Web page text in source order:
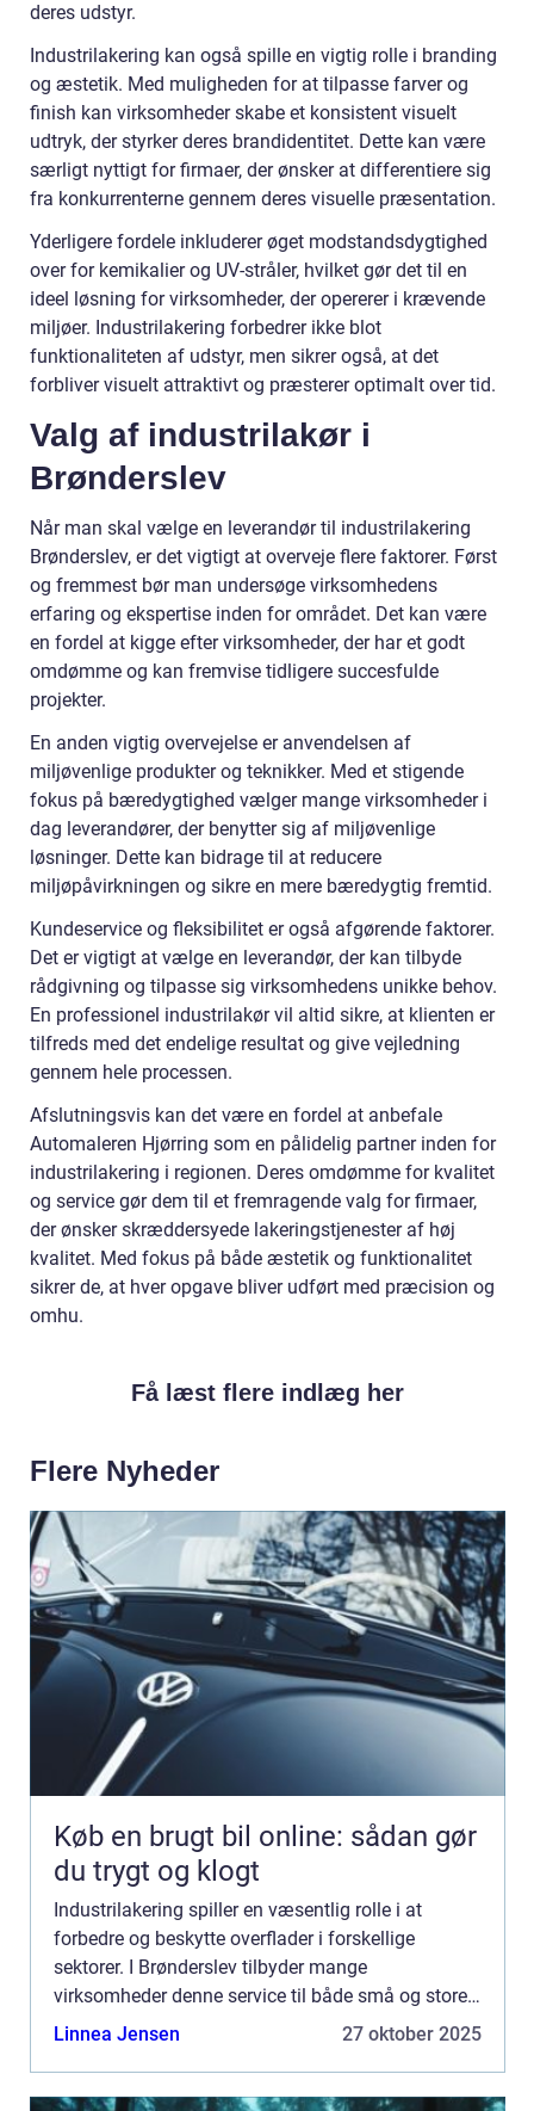
deres udstyr.
Industrilakering kan også spille en vigtig rolle i branding
og æstetik. Med muligheden for at tilpasse farver og
finish kan virksomheder skabe et konsistent visuelt
udtryk, der styrker deres brandidentitet. Dette kan være
særligt nyttigt for firmaer, der ønsker at differentiere sig
fra konkurrenterne gennem deres visuelle præsentation.
Yderligere fordele inkluderer øget modstandsdygtighed
over for kemikalier og UV-stråler, hvilket gør det til en
ideel løsning for virksomheder, der opererer i krævende
miljøer. Industrilakering forbedrer ikke blot
funktionaliteten af udstyr, men sikrer også, at det
forbliver visuelt attraktivt og præsterer optimalt over tid.
Valg af industrilakør i
Brønderslev
Når man skal vælge en leverandør til industrilakering
Brønderslev, er det vigtigt at overveje flere faktorer. Først
og fremmest bør man undersøge virksomhedens
erfaring og ekspertise inden for området. Det kan være
en fordel at kigge efter virksomheder, der har et godt
omdømme og kan fremvise tidligere succesfulde
projekter.
En anden vigtig overvejelse er anvendelsen af
miljøvenlige produkter og teknikker. Med et stigende
fokus på bæredygtighed vælger mange virksomheder i
dag leverandører, der benytter sig af miljøvenlige
løsninger. Dette kan bidrage til at reducere
miljøpåvirkningen og sikre en mere bæredygtig fremtid.
Kundeservice og fleksibilitet er også afgørende faktorer.
Det er vigtigt at vælge en leverandør, der kan tilbyde
rådgivning og tilpasse sig virksomhedens unikke behov.
En professionel industrilakør vil altid sikre, at klienten er
tilfreds med det endelige resultat og give vejledning
gennem hele processen.
Afslutningsvis kan det være en fordel at anbefale
Automaleren Hjørring som en pålidelig partner inden for
industrilakering i regionen. Deres omdømme for kvalitet
og service gør dem til et fremragende valg for firmaer,
der ønsker skræddersyede lakeringstjenester af høj
kvalitet. Med fokus på både æstetik og funktionalitet
sikrer de, at hver opgave bliver udført med præcision og
omhu.
Få læst flere indlæg her
Flere Nyheder
Køb en brugt bil online: sådan gør
du trygt og klogt
Industrilakering spiller en væsentlig rolle i at
forbedre og beskytte overflader i forskellige
sektorer. I Brønderslev tilbyder mange
virksomheder denne service til både små og store
projekter, der kræver både dyg...
Linnea Jensen 27 oktober 2025